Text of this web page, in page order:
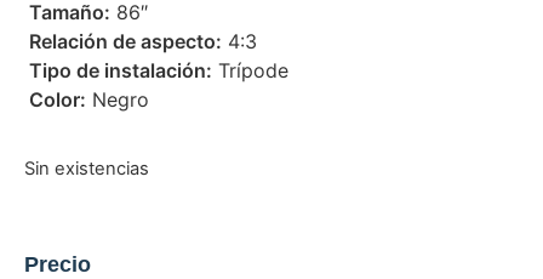
 Tamaño: 86″
 Relación de aspecto: 4:3
 Tipo de instalación: Trípode
 Color: Negro
Sin existencias
Precio